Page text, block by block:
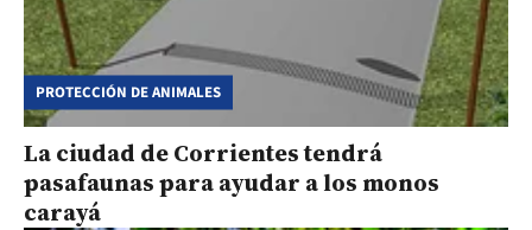
PROTECCIÓN DE ANIMALES
La ciudad de Corrientes tendrá
pasafaunas para ayudar a los monos
carayá